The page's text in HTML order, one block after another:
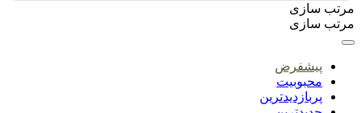
سازی
سازی
پیشفرض
محبوبیت
پربازدیدترین